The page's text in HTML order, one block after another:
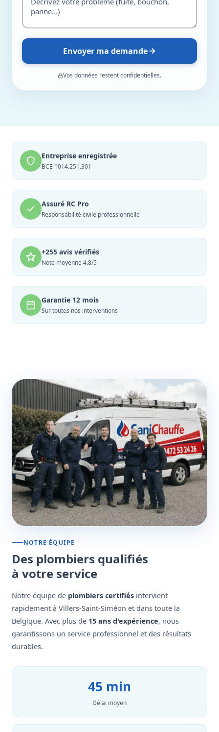
Envoyer ma demande
Vos données restent confidentielles.
Entreprise enregistrée
BCE 1014.251.301
Assuré RC Pro
Responsabilité civile professionnelle
+255 avis vérifiés
Note moyenne 4.8/5
Garantie 12 mois
Sur toutes nos interventions
NOTRE ÉQUIPE
Des plombiers qualifiés
à votre service
Notre équipe de plombiers certifiés intervient
rapidement à Villers-Saint-Siméon et dans toute la
Belgique. Avec plus de 15 ans d'expérience, nous
garantissons un service professionnel et des résultats
durables.
45 min
Délai moyen